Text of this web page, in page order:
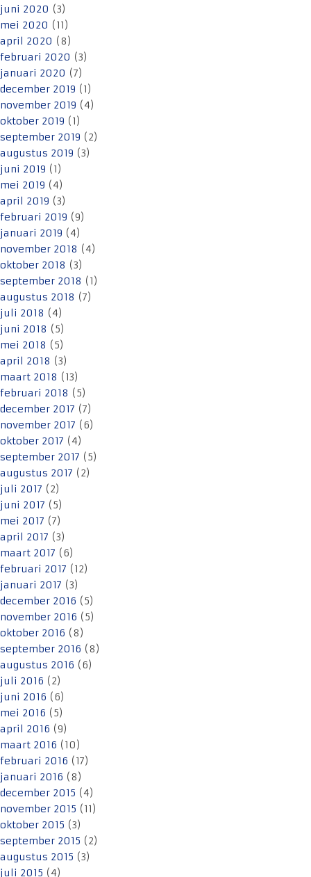
juni 2020 (3)
mei 2020 (11)
april 2020 (8)
februari 2020 (3)
januari 2020 (7)
december 2019 (1)
november 2019 (4)
oktober 2019 (1)
september 2019 (2)
augustus 2019 (3)
juni 2019 (1)
mei 2019 (4)
april 2019 (3)
februari 2019 (9)
januari 2019 (4)
november 2018 (4)
oktober 2018 (3)
september 2018 (1)
augustus 2018 (7)
juli 2018 (4)
juni 2018 (5)
mei 2018 (5)
april 2018 (3)
maart 2018 (13)
februari 2018 (5)
december 2017 (7)
november 2017 (6)
oktober 2017 (4)
september 2017 (5)
augustus 2017 (2)
juli 2017 (2)
juni 2017 (5)
mei 2017 (7)
april 2017 (3)
maart 2017 (6)
februari 2017 (12)
januari 2017 (3)
december 2016 (5)
november 2016 (5)
oktober 2016 (8)
september 2016 (8)
augustus 2016 (6)
juli 2016 (2)
juni 2016 (6)
mei 2016 (5)
april 2016 (9)
maart 2016 (10)
februari 2016 (17)
januari 2016 (8)
december 2015 (4)
november 2015 (11)
oktober 2015 (3)
september 2015 (2)
augustus 2015 (3)
juli 2015 (4)